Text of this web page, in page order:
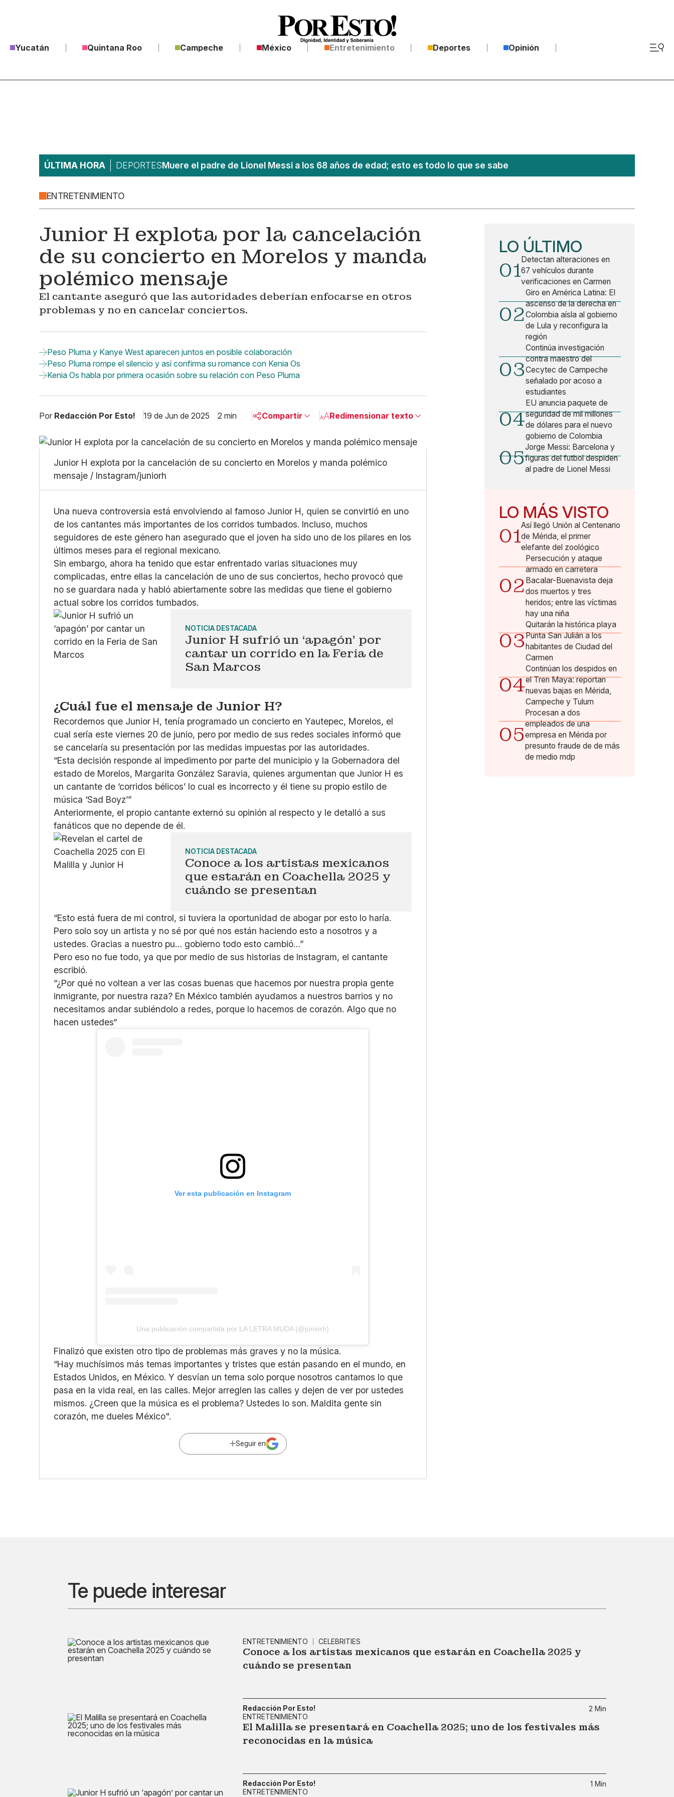
Yucatán Quintana Roo Campeche México Entretenimiento Deportes Opinión
ÚLTIMA HORA DEPORTESMuere el padre de Lionel Messi a los 68 años de edad; esto es todo lo que se sabe
ENTRETENIMIENTO
Junior H explota por la cancelación
de su concierto en Morelos y manda
polémico mensaje
El cantante aseguró que las autoridades deberían enfocarse en otros
problemas y no en cancelar conciertos.
Peso Pluma y Kanye West aparecen juntos en posible colaboración
Peso Pluma rompe el silencio y así confirma su romance con Kenia Os
Kenia Os habla por primera ocasión sobre su relación con Peso Pluma
Por Redacción Por Esto! 19 de Jun de 2025 2 min Compartir
Linkedin
Facebook
Copiar enlace
Redimensionar texto
Pequeño
Grande
Junior H explota por la cancelación de su concierto en Morelos y manda polémico
mensaje / Instagram/juniorh
Una nueva controversia está envolviendo al famoso Junior H, quien se convirtió en uno
de los cantantes más importantes de los corridos tumbados. Incluso, muchos
seguidores de este género han asegurado que el joven ha sido uno de los pilares en los
últimos meses para el regional mexicano.
Sin embargo, ahora ha tenido que estar enfrentado varias situaciones muy
complicadas, entre ellas la cancelación de uno de sus conciertos, hecho provocó que
no se guardara nada y habló abiertamente sobre las medidas que tiene el gobierno
actual sobre los corridos tumbados.
NOTICIA DESTACADA
Junior H sufrió un ‘apagón’ por
cantar un corrido en la Feria de
San Marcos
¿Cuál fue el mensaje de Junior H?
Recordemos que Junior H, tenía programado un concierto en Yautepec, Morelos, el
cual sería este viernes 20 de junio, pero por medio de sus redes sociales informó que
se cancelaría su presentación por las medidas impuestas por las autoridades.
“Esta decisión responde al impedimento por parte del municipio y la Gobernadora del
estado de Morelos, Margarita González Saravia, quienes argumentan que Junior H es
un cantante de ‘corridos bélicos’ lo cual es incorrecto y él tiene su propio estilo de
música ‘Sad Boyz’”
Anteriormente, el propio cantante externó su opinión al respecto y le detalló a sus
fanáticos que no depende de él.
NOTICIA DESTACADA
Conoce a los artistas mexicanos
que estarán en Coachella 2025 y
cuándo se presentan
“Esto está fuera de mi control, si tuviera la oportunidad de abogar por esto lo haría.
Pero solo soy un artista y no sé por qué nos están haciendo esto a nosotros y a
ustedes. Gracias a nuestro pu… gobierno todo esto cambió…”
Pero eso no fue todo, ya que por medio de sus historias de Instagram, el cantante
escribió.
“¿Por qué no voltean a ver las cosas buenas que hacemos por nuestra propia gente
inmigrante, por nuestra raza? En México también ayudamos a nuestros barrios y no
necesitamos andar subiéndolo a redes, porque lo hacemos de corazón. Algo que no
hacen ustedes“
Ver esta publicación en Instagram
Una publicación compartida por LA LETRA MUDA (@juniorh)
Finalizó que existen otro tipo de problemas más graves y no la música.
“Hay muchísimos más temas importantes y tristes que están pasando en el mundo, en
Estados Unidos, en México. Y desvían un tema solo porque nosotros cantamos lo que
pasa en la vida real, en las calles. Mejor arreglen las calles y dejen de ver por ustedes
mismos. ¿Creen que la música es el problema? Ustedes lo son. Maldita gente sin
corazón, me dueles México".
Seguir en
LO ÚLTIMO
01Detectan alteraciones en
67 vehículos durante
verificaciones en Carmen
02
Giro en América Latina: El
ascenso de la derecha en
Colombia aísla al gobierno
de Lula y reconfigura la
región
03
Continúa investigación
contra maestro del
Cecytec de Campeche
señalado por acoso a
estudiantes
04
EU anuncia paquete de
seguridad de mil millones
de dólares para el nuevo
gobierno de Colombia
05Jorge Messi: Barcelona y
figuras del futbol despiden
al padre de Lionel Messi
LO MÁS VISTO
01Así llegó Unión al Centenario
de Mérida, el primer
elefante del zoológico
02
Persecución y ataque
armado en carretera
Bacalar-Buenavista deja
dos muertos y tres
heridos; entre las víctimas
hay una niña
03
Quitarán la histórica playa
Punta San Julián a los
habitantes de Ciudad del
Carmen
04
Continúan los despidos en
el Tren Maya: reportan
nuevas bajas en Mérida,
Campeche y Tulum
05
Procesan a dos
empleados de una
empresa en Mérida por
presunto fraude de de más
de medio mdp
Te puede interesar
ENTRETENIMIENTO CELEBRITIES
Conoce a los artistas mexicanos que estarán en Coachella 2025 y
cuándo se presentan
Redacción Por Esto!
2 Min
ENTRETENIMIENTO
El Malilla se presentará en Coachella 2025; uno de los festivales más
reconocidas en la música
Redacción Por Esto!
1 Min
ENTRETENIMIENTO